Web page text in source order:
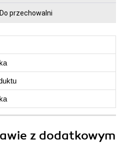
Do przechowalni
z dodatkowym